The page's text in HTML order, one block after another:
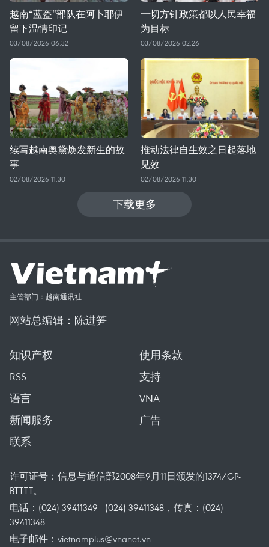
越南“蓝盔”部队在阿卜耶伊
留下温情印记
03/08/2026 06:32
一切方针政策都以人民幸福
为目标
03/08/2026 02:26
续写越南奥黛焕发新生的故
事
02/08/2026 11:30
推动法律自生效之日起落地
见效
02/08/2026 11:30
下载更多
主管部门：越南通讯社
网站总编辑：陈进笋
知识产权
使用条款
RSS
支持
语言
VNA
新闻服务
广告
联系
许可证号：信息与通信部2008年9月11日颁发的1374/GP-
BTTTT。
电话：(024) 39411349 - (024) 39411348，传真：(024)
39411348
电子邮件： vietnamplus@vnanet.vn